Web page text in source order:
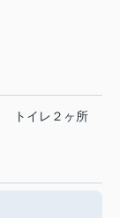
トイレ２ヶ所